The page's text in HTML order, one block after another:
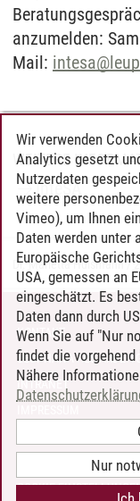
anzumelden:
Mail: intesa@
WEITERE
InteSA
Dr. Marietta Hülsmann/
KONTAKT
LEUPHANA ALS
INTRANET
BARRIEREFREIHEIT
COOKIE-
Wir verwenden
Analytics gesetzt
Nutzerdaten
weitere
Vimeo), um Ihnen
Daten werden unter
Europäische
USA, gemessen an
eingeschätzt. Es
Daten dann durch
Wenn Sie auf "Nur
findet die
Nähere
Nur